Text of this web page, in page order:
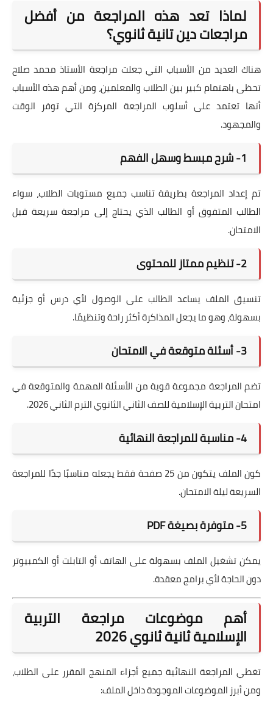
لماذا تعد هذه المراجعة من أفضل
مراجعات دين تانية ثانوي؟
هناك العديد من الأسباب التي جعلت مراجعة الأستاذ محمد صلاح
تحظى باهتمام كبير بين الطلاب والمعلمين، ومن أهم هذه الأسباب
أنها تعتمد على أسلوب المراجعة المركزة التي توفر الوقت
والمجهود.
1- شرح مبسط وسهل الفهم
تم إعداد المراجعة بطريقة تناسب جميع مستويات الطلاب، سواء
الطالب المتفوق أو الطالب الذي يحتاج إلى مراجعة سريعة قبل
الامتحان.
2- تنظيم ممتاز للمحتوى
تنسيق الملف يساعد الطالب على الوصول لأي درس أو جزئية
بسهولة، وهو ما يجعل المذاكرة أكثر راحة وتنظيمًا.
3- أسئلة متوقعة في الامتحان
تضم المراجعة مجموعة قوية من الأسئلة المهمة والمتوقعة في
امتحان التربية الإسلامية للصف الثاني الثانوي الترم الثاني 2026.
4- مناسبة للمراجعة النهائية
كون الملف يتكون من 25 صفحة فقط يجعله مناسبًا جدًا للمراجعة
السريعة ليلة الامتحان.
5- متوفرة بصيغة PDF
يمكن تشغيل الملف بسهولة على الهاتف أو التابلت أو الكمبيوتر
دون الحاجة لأي برامج معقدة.
أهم موضوعات مراجعة التربية
الإسلامية ثانية ثانوي 2026
تغطي المراجعة النهائية جميع أجزاء المنهج المقرر على الطلاب،
ومن أبرز الموضوعات الموجودة داخل الملف: